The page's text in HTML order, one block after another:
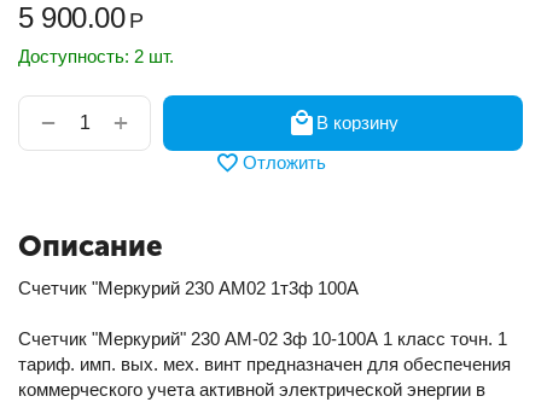
5 900.00 Р
Доступность: 2 шт.
+
−
В корзину
Отложить
Описание
Счетчик "Меркурий 230 АМ02 1т3ф 100А
Счетчик "Меркурий" 230 AM-02 3ф 10-100А 1 класс точн. 1
тариф. имп. вых. мех. винт предназначен для обеспечения
коммерческого учета активной электрической энергии в